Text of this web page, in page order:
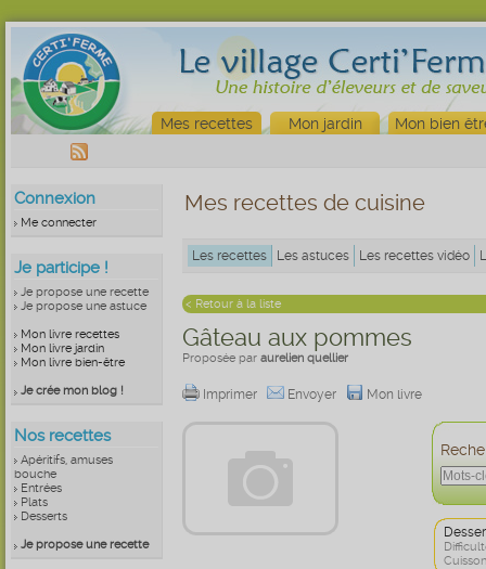
Mes recettes Mon jardin Mon bien
Connexion
Me connecter
Je participe !
Je propose une recette
Je propose une astuce
Mon livre recettes
Mon livre jardin
Mon livre bien-être
Je crée mon blog !
Nos recettes
Apéritifs, amuses
bouche
Entrées
Plats
Desserts
Je propose une recette
Mes recettes de cuisine
Les recettes Les astuces Les recettes vidéo
< Retour à la liste
Gâteau aux pommes
Proposée par aurelien quellier
Imprimer Envoyer Mon livre